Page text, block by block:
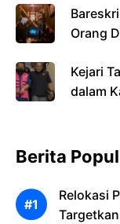
Orang
Kejari
dalam
Berita
Relokasi